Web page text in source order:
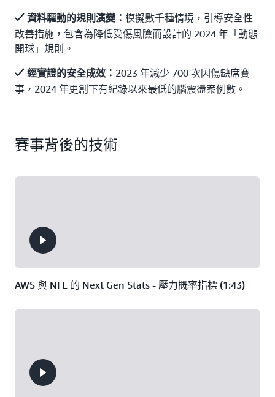
資料驅動的規則演變： 模擬數千種情境，引導安全性
改善措施，包含為降低受傷風險而設計的 2024 年「動態
開球」規則。
經實證的安全成效： 2023 年減少 700 次因傷缺席賽
事，2024 年更創下有紀錄以來最低的腦震盪案例數。
賽事背後的技術
AWS 與 NFL 的 Next Gen Stats - 壓力概率指標 (1:43)